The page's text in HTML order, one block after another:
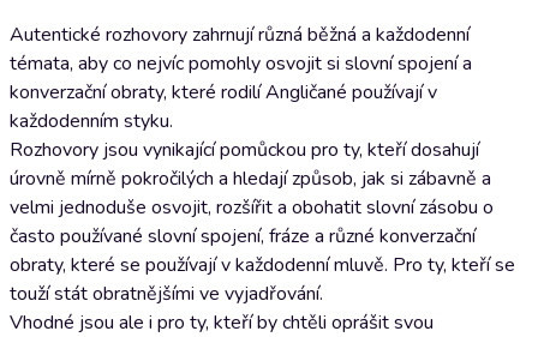
Autentické rozhovory zahrnují různá běžná a každodenní
témata, aby co nejvíc pomohly osvojit si slovní spojení a
konverzační obraty, které rodilí Angličané používají v
každodenním styku.
Rozhovory jsou vynikající pomůckou pro ty, kteří dosahují
úrovně mírně pokročilých a hledají způsob, jak si zábavně a
velmi jednoduše osvojit, rozšířit a obohatit slovní zásobu o
často používané slovní spojení, fráze a různé konverzační
obraty, které se používají v každodenní mluvě. Pro ty, kteří se
touží stát obratnějšími ve vyjadřování.
Vhodné jsou ale i pro ty, kteří by chtěli oprášit svou